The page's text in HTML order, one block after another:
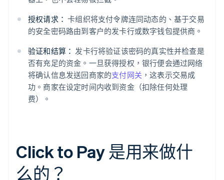
授权请求： 卡组织将支付令牌连同动态的、基于交易
的安全密码路由到客户的发卡行或数字钱包提供商。
验证和结算： 发卡行将验证该密码的真实性并检查是
否有充足的资金。一旦获得授权，银行便会通过网络
将确认信息发送回商家的支付网关 ，这表示交易成
功。商家在设定时间内收到资金（扣除任何处理
费）。
Click to Pay 是用来做什
么的？